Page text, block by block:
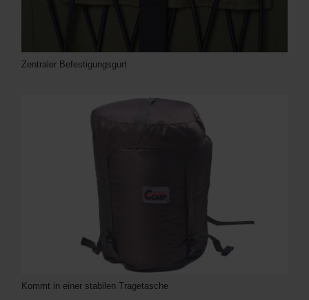
Zentraler Befestigungsgurt
Kommt in einer stabilen Tragetasche